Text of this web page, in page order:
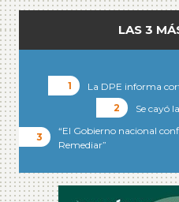
LAS 3
La DPE informa
Se cayó
“El Gobierno nacional
Remediar”